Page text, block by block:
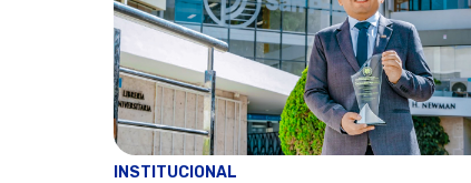
INSTITUCIONAL